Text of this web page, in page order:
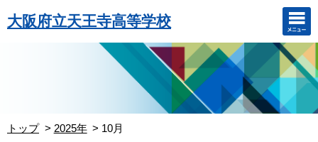
大阪府立天王寺高等学校
トップ 2025年 10月